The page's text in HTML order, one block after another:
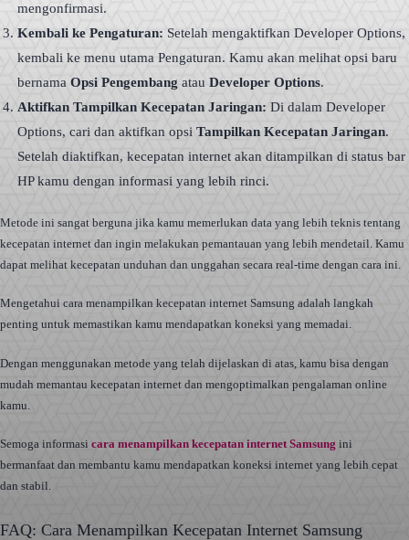
mengonfirmasi.
Kembali ke Pengaturan: Setelah mengaktifkan Developer Options,
kembali ke menu utama Pengaturan. Kamu akan melihat opsi baru
bernamaOpsi Pengembang atauDeveloper Options.
Aktifkan Tampilkan Kecepatan Jaringan: Di dalam Developer
Options, cari dan aktifkan opsiTampilkan Kecepatan Jaringan.
Setelah diaktifkan, kecepatan internet akan ditampilkan di status bar
HP kamu dengan informasi yang lebih rinci.
Metode ini sangat berguna jika kamu memerlukan data yang lebih teknis tentang
kecepatan internet dan ingin melakukan pemantauan yang lebih mendetail. Kamu
dapat melihat kecepatan unduhan dan unggahan secara real-time dengan cara ini.
Mengetahui cara menampilkan kecepatan internet Samsung adalah langkah
penting untuk memastikan kamu mendapatkan koneksi yang memadai.
Dengan menggunakan metode yang telah dijelaskan di atas, kamu bisa dengan
mudah memantau kecepatan internet dan mengoptimalkan pengalaman online
kamu.
Semoga informasi cara menampilkan kecepatan internet Samsung ini
bermanfaat dan membantu kamu mendapatkan koneksi internet yang lebih cepat
dan stabil.
FAQ: Cara Menampilkan Kecepatan Internet Samsung